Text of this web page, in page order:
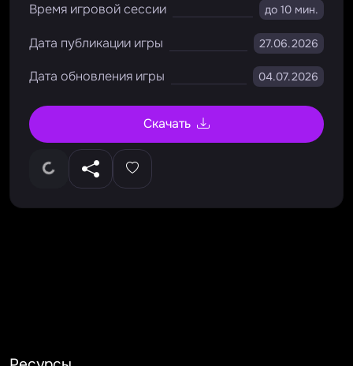
Время игровой сессии
до 10 мин.
Дата публикации игры 27.06.2026
Дата обновления игры 04.07.2026
Скачать